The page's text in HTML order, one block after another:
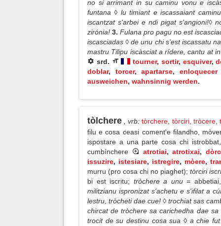
no si arrimant in su caminu vonu e
funtana ◊ lu timiant e iscassaiant
iscantzat s'arbei e ndi pigat s'angioni!◊
zirónia! 3.Fulana pro pagu no est
iscasciadas ◊ de unu chi s'est iscassatu
mastru Tilipu iscàsciat a rídere, cantu at
srd.
tourner, sortir, esquiver,
doblar, torcer, apartarse,
enloquecer
ausweichen, wahnsinnig werden.
tòlchere , vrb: tòrchere tòrciri, tròcere,
filu e cosa deasi coment'e filandho,
ispostare a una parte cosa chi
cumbínchere
atrotiai,atrotixai,
issuzire, istesiare, istregire, mòere,
murru (pro cosa chi no piaghet); tòrciri
bi est iscritu; tròchere a unu =
militzianu ispronizat s'achetu e s'ifilat a
lestru, tròcheti dae cue! ◊ trochiat sas
chircat de tròchere sa carichedha dae
trocit de su destinu cosa sua ◊ a chie